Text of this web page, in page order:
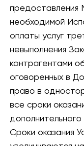
предоставления
необходимой
оплаты услуг
невыполнения
контрагентами
оговоренных в
право в
все сроки
Сроки оказания